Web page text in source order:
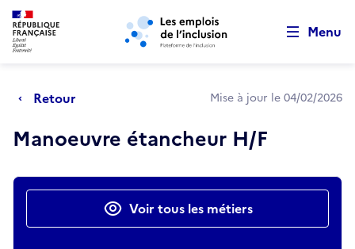
Aller au menu principal Aller au contenu principal
Menu
Retour Mise à jour le 04/02/2026
Manoeuvre étancheur H/F
Actions rapidesVoir tous les métiers
Retour au début de la page
Panneau de gestion des cookies